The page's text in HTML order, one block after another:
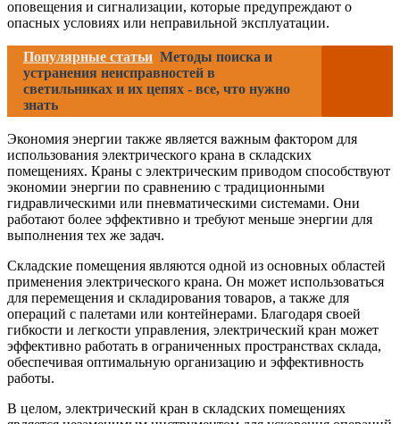
оповещения и сигнализации, которые предупреждают о
опасных условиях или неправильной эксплуатации.
Популярные статьи Методы поиска и
устранения неисправностей в
светильниках и их цепях - все, что нужно
знать
Экономия энергии также является важным фактором для
использования электрического крана в складских
помещениях. Краны с электрическим приводом способствуют
экономии энергии по сравнению с традиционными
гидравлическими или пневматическими системами. Они
работают более эффективно и требуют меньше энергии для
выполнения тех же задач.
Складские помещения являются одной из основных областей
применения электрического крана. Он может использоваться
для перемещения и складирования товаров, а также для
операций с палетами или контейнерами. Благодаря своей
гибкости и легкости управления, электрический кран может
эффективно работать в ограниченных пространствах склада,
обеспечивая оптимальную организацию и эффективность
работы.
В целом, электрический кран в складских помещениях